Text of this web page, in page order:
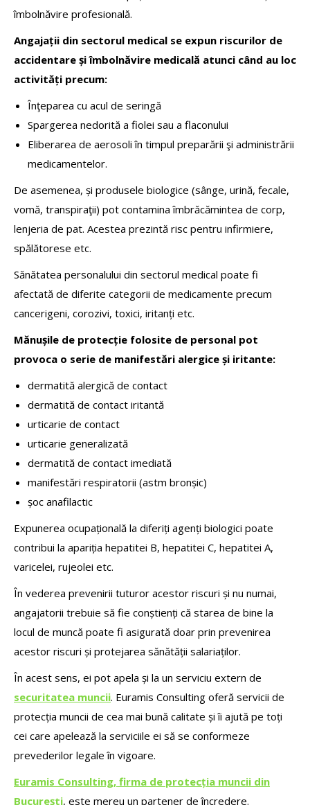
îmbolnăvire profesională.
Angajații din sectorul medical se expun riscurilor de
accidentare și îmbolnăvire medicală atunci când au loc
activități precum:
Înţeparea cu acul de seringă
Spargerea nedorită a fiolei sau a flaconului
Eliberarea de aerosoli în timpul preparării şi administrării
medicamentelor.
De asemenea, și produsele biologice (sânge, urină, fecale,
vomă, transpiraţii) pot contamina îmbrăcămintea de corp,
lenjeria de pat. Acestea prezintă risc pentru infirmiere,
spălătorese etc.
Sănătatea personalului din sectorul medical poate fi
afectată de diferite categorii de medicamente precum
cancerigeni, corozivi, toxici, iritanți etc.
Mănușile de protecție folosite de personal pot
provoca o serie de manifestări alergice și iritante:
dermatită alergică de contact
dermatită de contact iritantă
urticarie de contact
urticarie generalizată
dermatită de contact imediată
manifestări respiratorii (astm bronșic)
șoc anafilactic
Expunerea ocupațională la diferiți agenți biologici poate
contribui la apariția hepatitei B, hepatitei C, hepatitei A,
varicelei, rujeolei etc.
În vederea prevenirii tuturor acestor riscuri și nu numai,
angajatorii trebuie să fie conștienți că starea de bine la
locul de muncă poate fi asigurată doar prin prevenirea
acestor riscuri și protejarea sănătății salariaților.
În acest sens, ei pot apela și la un serviciu extern de
securitatea muncii. Euramis Consulting oferă servicii de
protecția muncii de cea mai bună calitate și îi ajută pe toți
cei care apelează la serviciile ei să se conformeze
prevederilor legale în vigoare.
Euramis Consulting, firma de protecția muncii din
București, este mereu un partener de încredere.